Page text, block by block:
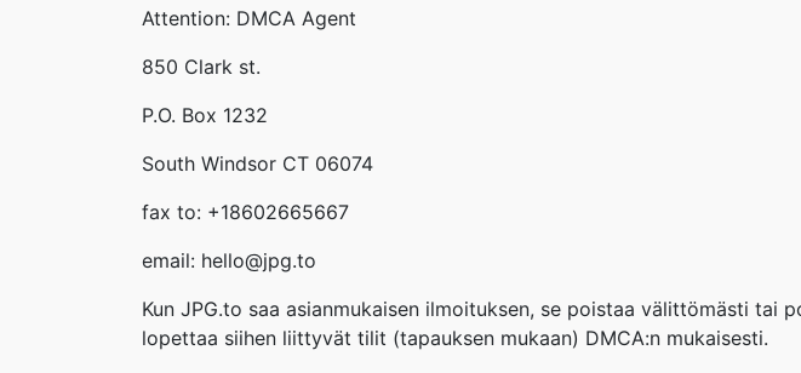
Attention: DMCA Agent
850 Clark st.
P.O. Box 1232
South Windsor CT 06074
fax to: +18602665667
email: hello@jpg.to
Kun JPG.to saa asianmukaisen ilmoituksen, se poistaa välittömästi
lopettaa siihen liittyvät tilit (tapauksen mukaan) DMCA:n mukaisesti.